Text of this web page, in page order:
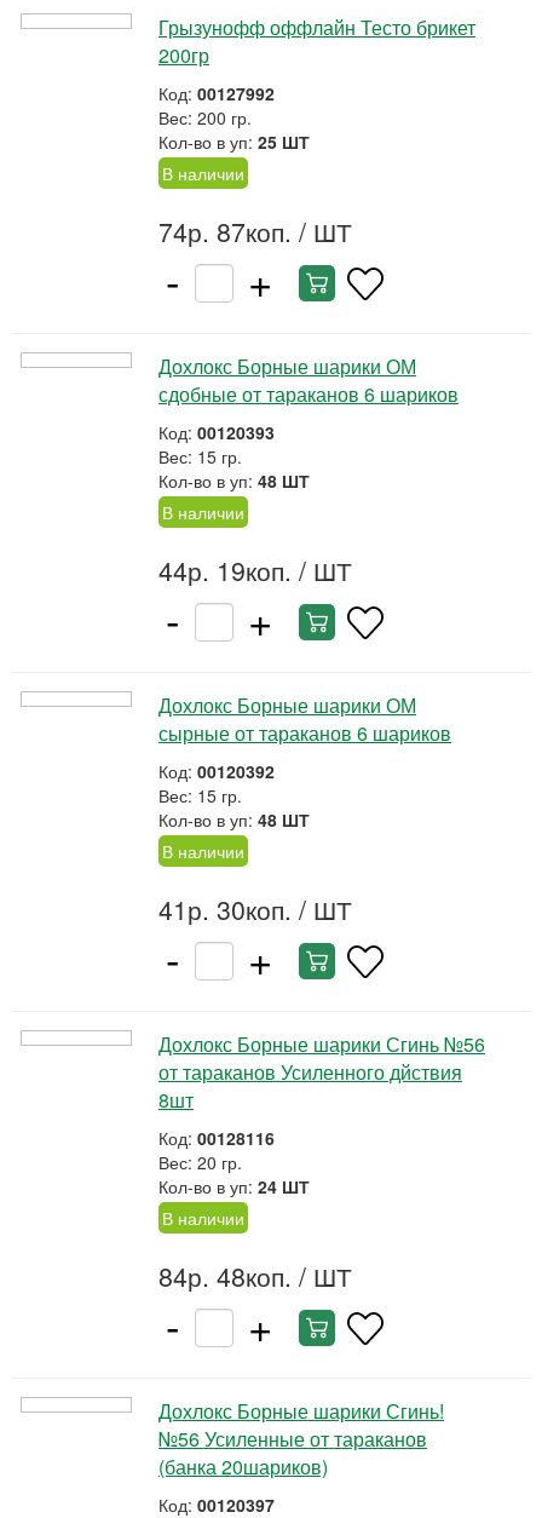
Грызунофф оффлайн Тесто брикет
200гр
Код: 00127992
Вес: 200 гр.
Кол-во в уп: 25 ШТ
В наличии
74р. 87коп. / ШТ
- +
Дохлокс Борные шарики ОМ
сдобные от тараканов 6 шариков
Код: 00120393
Вес: 15 гр.
Кол-во в уп: 48 ШТ
В наличии
44р. 19коп. / ШТ
- +
Дохлокс Борные шарики ОМ
сырные от тараканов 6 шариков
Код: 00120392
Вес: 15 гр.
Кол-во в уп: 48 ШТ
В наличии
41р. 30коп. / ШТ
- +
Дохлокс Борные шарики Сгинь №56
от тараканов Усиленного дйствия
8шт
Код: 00128116
Вес: 20 гр.
Кол-во в уп: 24 ШТ
В наличии
84р. 48коп. / ШТ
- +
Дохлокс Борные шарики Сгинь!
№56 Усиленные от тараканов
(банка 20шариков)
Код: 00120397